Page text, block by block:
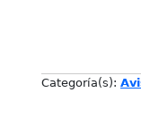
Categoría(s):